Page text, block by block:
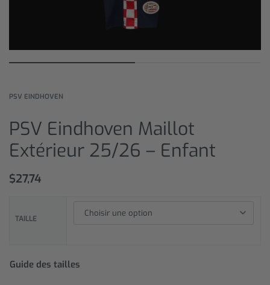
PSV EINDHOVEN
PSV Eindhoven Maillot
Extérieur 25/26 – Enfant
$27,74
TAILLE
Guide des tailles